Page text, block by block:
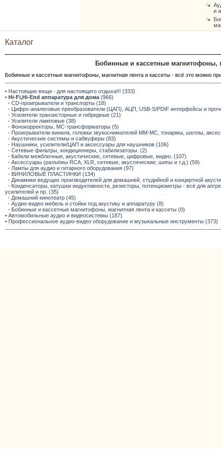
и
Каталог
Бобинные и кассетные магнитофоны,
Бобинные и кассетные магнитофоны, магнитная лента и кассеты - всё это можно
• Настоящие вещи - для настоящего отдыха!!! (333)
• Hi-Fi,Hi-End аппаратура для дома (966)
- CD-проигрыватели и транспорты (18)
- Цифро-аналоговые преобразователи (ЦАП), АЦП, USB-S/PDIF интерфейсы и
- Усилители транзисторные и гибридные (21)
- Усилители ламповые (38)
- Фонокорректоры, МС-трансформаторы (5)
- Проигрыватели винила, головки звукоснимателей ММ-МС, тонармы, шеллы,
- Акустические системы и сабвуферы (83)
- Наушники, усилители/ЦАП и аксессуары для наушников (106)
- Сетевые фильтры, кондиционеры, стабилизаторы. (2)
- Кабели межблочные, акустические, сетевые, цифровые, видео. (107)
- Аксессуары (разъёмы RCA, XLR, сетевые, акустические; шипы и т.д.) (59)
- Лампы для аудио и гитарного оборудования (97)
- ВИНИЛОВЫЕ ПЛАСТИНКИ (134)
- Динамики ведущих производителей для домашней, студийной и концертной
- Конденсаторы, катушки индуктивности, резисторы, потенциометры - всё для
усилителей и пр. (35)
- Домашний кинотеатр (45)
- Аудио-видео мебель и стойки под акустику и аппаратуру (8)
- Бобинные и кассетные магнитофоны, магнитная лента и кассеты (0)
• Автомобильные аудио и видеосистемы (187)
• Профессиональное аудио-видео оборудование и музыкальные инструменты (373)